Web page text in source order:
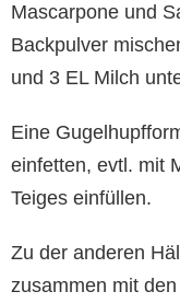
Mascarpone und
Backpulver
und 3 EL Milch
Eine
einfetten, evtl. mit
Teiges einfüllen.
Zu der anderen
zusammen mit